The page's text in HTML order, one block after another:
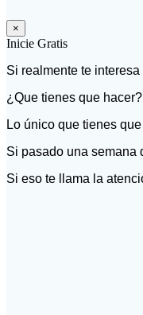
×
Inicie Gratis
Si realmente te
¿Que tienes que hacer?
Lo único que tienes
Si pasado una semana
Si eso te llama la